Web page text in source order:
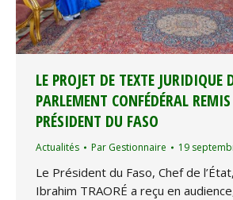
LE PROJET DE TEXTE JURIDIQUE
PARLEMENT CONFÉDÉRAL
PRÉSIDENT DU FASO
Actualités Par Gestionnaire 19
Le Président du Faso, Chef de
Ibrahim TRAORÉ a reçu en